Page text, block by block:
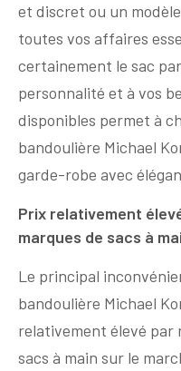
et discret ou un
toutes vos affaires
certainement le sac
personnalité et à vos
disponibles permet à
bandoulière Michael
garde-robe avec
Prix relativement
marques de sacs à
Le principal
bandoulière Michael
relativement élevé par
sacs à main sur le